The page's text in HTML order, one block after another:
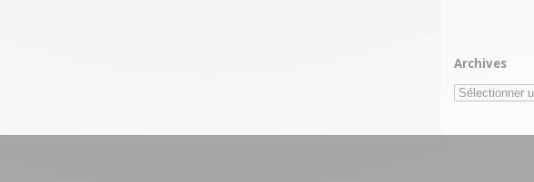
Archives
Archives